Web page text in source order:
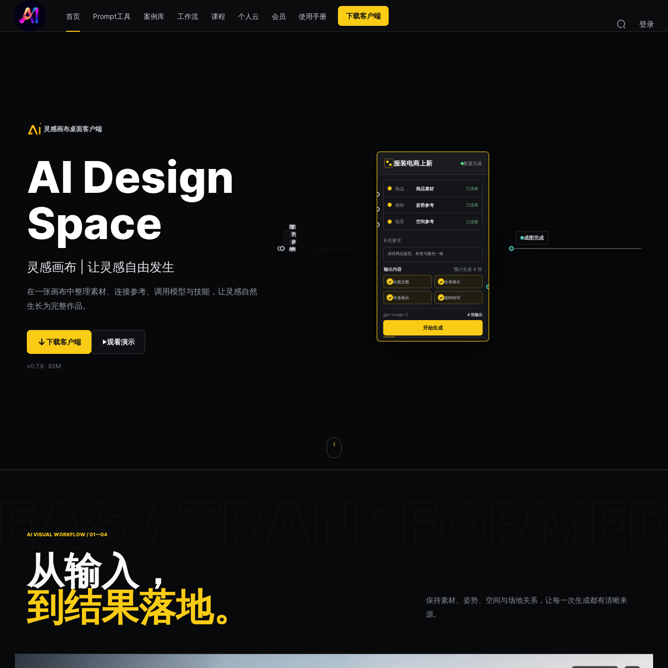
首页 Prompt工具 案例库 工作流 课程 个人云 会员 使用手册 下载客户端
登录
灵感画布桌面客户端
AI Design
Space
灵感画布 | 让灵感自由发生
在一张画布中整理素材、连接参考、调用模型与技能，让灵感自然
生长为完整作品。
↓下载客户端 观看演示
v0.7.6 · 83M
空
间
参
考
商
品
素
材
姿
势
参
考
服装电商上新 配置完成
商品 商品素材 已连接
模特 姿势参考 已连接
场景 空间参考 已连接
补充要求
保持商品版型、材质与颜色一致
输出内容 预计生成 4 张
✓ 白底主图 ✓ 全身展示
✓ 半身展示 ✓ 面料特写
gpt-image-2 4 张输出
开始生成
成图完成
AI VISUAL WORKFLOW / 01—04
从输入，
到结果落地。
保持素材、姿势、空间与场地关系，让每一次生成都有清晰来
源。